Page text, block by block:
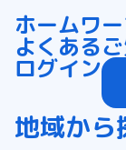
ホームワ
よくある
ログイン
地域から